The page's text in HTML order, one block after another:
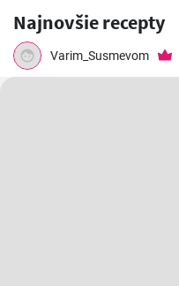
Najnovšie recepty
Varim_Susmevom